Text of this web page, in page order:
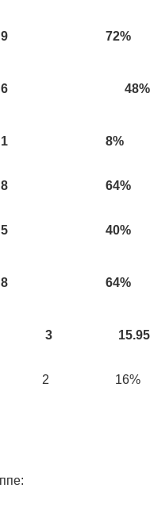
9 72%
6 48%
1 8%
8 64%
5 40%
8 64%
3
2 16%